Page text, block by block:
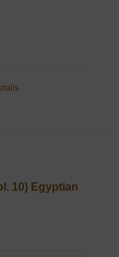
10) Egyptian